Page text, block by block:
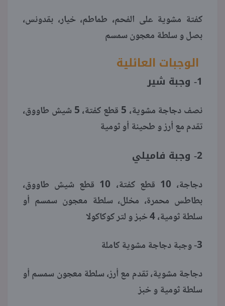
كفتة مشوية على الفحم، طماطم، خيار، بقدونس،
بصل و سلطة معجون سمسم
الوجبات العائلية
1- وجبة شير
نصف دجاجة مشوية، 5 قطع كفتة، 5 شيش طاووق،
تقدم مع أرز و طحينة أو ثومية
2- وجبة فاميلي
دجاجة، 10 قطع كفتة، 10 قطع شيش طاووق،
بطاطس محمرة، مخلل، سلطة معجون سمسم أو
سلطة ثومية، 4 خبز و لتر كوكاكولا
3- وجبة دجاجة مشوية كاملة
دجاجة مشوية، تقدم مع أرز، سلطة معجون سمسم أو
سلطة ثومية و خبز